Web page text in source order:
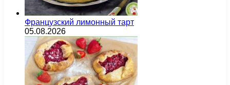
Французский лимонный тарт
05.08.2026